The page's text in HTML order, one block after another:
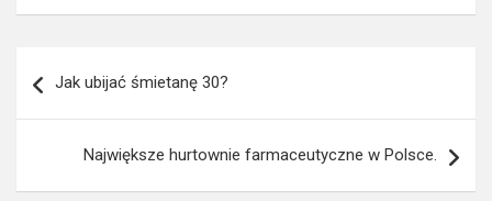
wpisu
Jak ubijać śmietanę 30?
Największe hurtownie farmaceutyczne w Polsce.